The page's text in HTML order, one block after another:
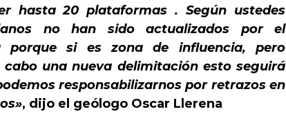
hasta 20 plataformas . Según ustedes
no han sido actualizados por el
porque si es zona de influencia, pero
una nueva delimitación esto seguirá
responsabilizarnos por retrazos en
, dijo el geólogo Oscar Llerena